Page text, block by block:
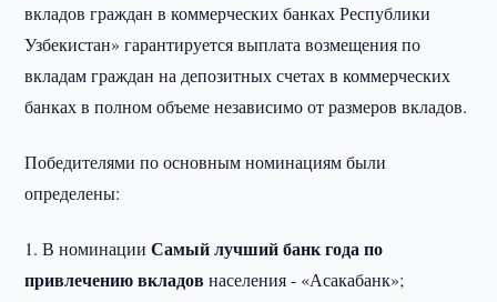
вкладов граждан в коммерческих банках Республики
Узбекистан» гарантируется выплата возмещения по
вкладам граждан на депозитных счетах в коммерческих
банках в полном объеме независимо от размеров вкладов.
Победителями по основным номинациям были
определены:
1. В номинацииСамый лучший банк года по
привлечению вкладов населения - «Асакабанк»;